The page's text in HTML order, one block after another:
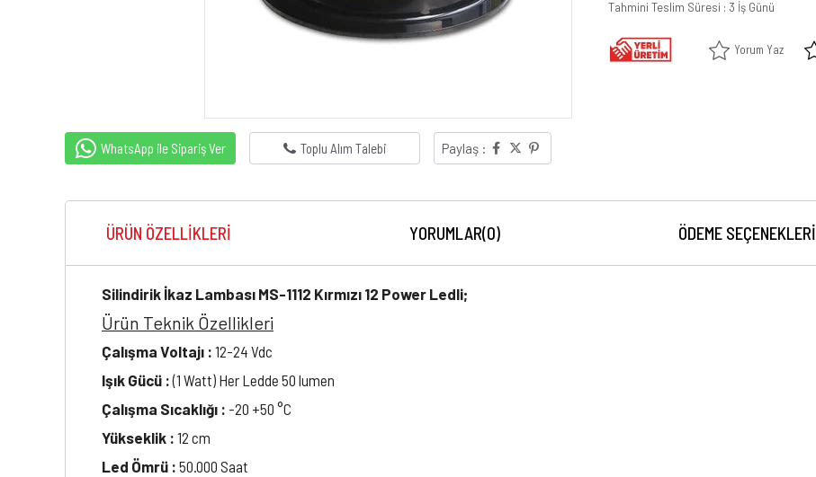
WhatsApp ile Sipariş Ver Toplu Alım Talebi Paylaş :
Tahmini Teslim Süresi : 3 İş Günü
Yorum Yaz
ÜRÜN ÖZELLIKLERI YORUMLAR(0) ÖDEME SEÇENEKLERI
Silindirik İkaz Lambası MS-1112 Kırmızı 12 Power Ledli;
Ürün Teknik Özellikleri
Çalışma Voltajı : 12-24 Vdc
Işık Gücü :(1 Watt) Her Ledde 50 lumen
Çalışma Sıcaklığı : -20 +50 °C
Yükseklik : 12 cm
Led Ömrü : 50.000 Saat